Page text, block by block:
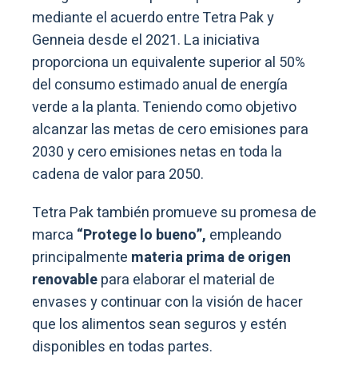
mediante el acuerdo entre Tetra Pak y
Genneia desde el 2021. La iniciativa
proporciona un equivalente superior al 50%
del consumo estimado anual de energía
verde a la planta. Teniendo como objetivo
alcanzar las metas de cero emisiones para
2030 y cero emisiones netas en toda la
cadena de valor para 2050.
Tetra Pak también promueve su promesa de
marca “Protege lo bueno”, empleando
principalmente materia prima de origen
renovablepara elaborar el material de
envases y continuar con la visión de hacer
que los alimentos sean seguros y estén
disponibles en todas partes.